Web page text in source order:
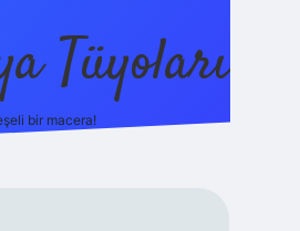
Tüyoları
bir macera!